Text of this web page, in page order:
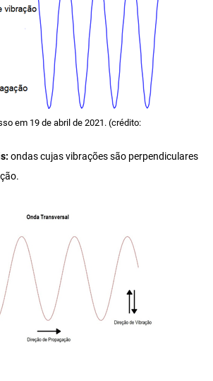
em 19 de abril de 2021. (crédito:
ondas cujas vibrações são perpendiculares